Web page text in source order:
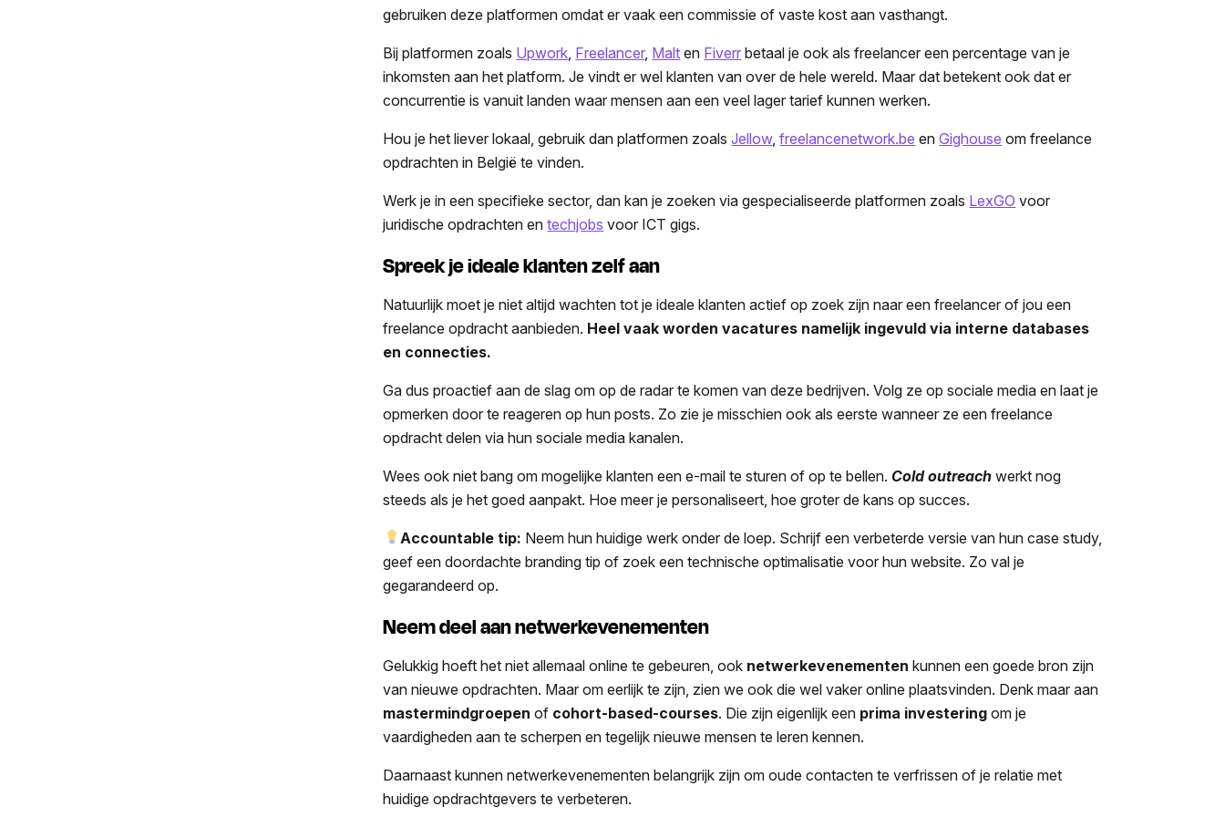
gebruiken deze platformen omdat er vaak een commissie of vaste kost aan vasthangt.
Bij platformen zoals Upwork Freelancer, Malt en Fiverr betaal je ook als freelancer een percentage van je
inkomsten aan het platform. Je vindt er wel klanten van over de hele wereld. Maar dat betekent ook dat er
concurrentie is vanuit landen waar mensen aan een veel lager tarief kunnen werken.
Hou je het liever lokaal, gebruik dan platformen zoalsJellow,freelancenetwork.be enGighouse om freelance
opdrachten in België te vinden.
Werk je in een specifieke sector, dan kan je zoeken via gespecialiseerde platformen zoals LexGO voor
juridische opdrachten entechjobs voor ICT gigs.
Spreek je ideale klanten zelf aan
Natuurlijk moet je niet altijd wachten tot je ideale klanten actief op zoek zijn naar een freelancer of jou een
freelance opdracht aanbieden. Heel vaak worden vacatures namelijk ingevuld via interne databases
en connecties.
Ga dus proactief aan de slag om op de radar te komen van deze bedrijven. Volg ze op sociale media en laat je
opmerken door te reageren op hun posts. Zo zie je misschien ook als eerste wanneer ze een freelance
opdracht delen via hun sociale media kanalen.
Wees ook niet bang om mogelijke klanten een e-mail te sturen of op te bellen.Cold outreach werkt nog
steeds als je het goed aanpakt. Hoe meer je personaliseert, hoe groter de kans op succes.
Accountable tip: Neem hun huidige werk onder de loep. Schrijf een verbeterde versie van hun case study,
geef een doordachte branding tip of zoek een technische optimalisatie voor hun website. Zo val je
gegarandeerd op.
Neem deel aan netwerkevenementen
Gelukkig hoeft het niet allemaal online te gebeuren, ook netwerkevenementen kunnen een goede bron zijn
van nieuwe opdrachten. Maar om eerlijk te zijn, zien we ook die wel vaker online plaatsvinden. Denk maar aan
mastermindgroepen of cohort-based-courses. Die zijn eigenlijk een prima investering om je
vaardigheden aan te scherpen en tegelijk nieuwe mensen te leren kennen.
Daarnaast kunnen netwerkevenementen belangrijk zijn om oude contacten te verfrissen of je relatie met
huidige opdrachtgevers te verbeteren.